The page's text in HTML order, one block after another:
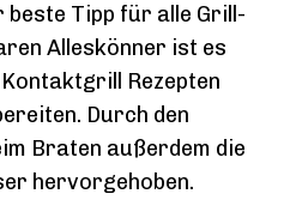
Tipp für alle Grill-
Alleskönner ist es
Rezepten
Durch den
Braten außerdem die
hervorgehoben.